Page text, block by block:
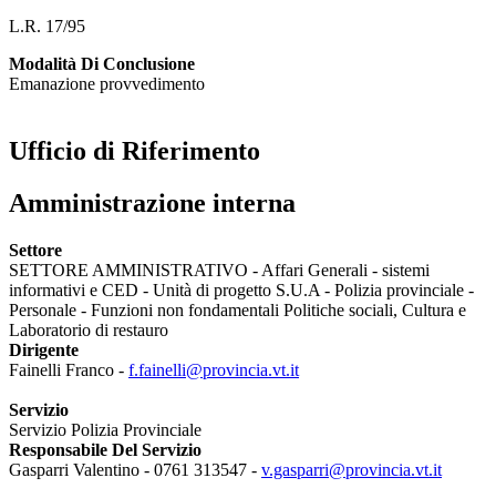
L.R. 17/95
Modalità Di Conclusione
Emanazione provvedimento
Ufficio di Riferimento
Amministrazione interna
Settore
SETTORE AMMINISTRATIVO - Affari Generali - sistemi
informativi e CED - Unità di progetto S.U.A - Polizia provinciale -
Personale - Funzioni non fondamentali Politiche sociali, Cultura e
Laboratorio di restauro
Dirigente
Fainelli Franco - f.fainelli@provincia.vt.it
Servizio
Servizio Polizia Provinciale
Responsabile Del Servizio
Gasparri Valentino - 0761 313547 - v.gasparri@provincia.vt.it